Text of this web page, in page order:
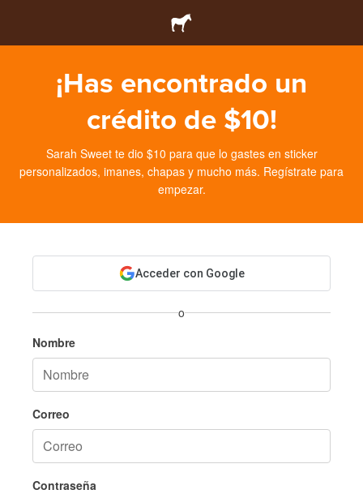
¡Has encontrado un
crédito de $10!
Sarah Sweet te dio $10 para que lo gastes en sticker
personalizados, imanes, chapas y mucho más. Regístrate para
empezar.
Acceder con Google
o
Nombre
Correo
Contraseña